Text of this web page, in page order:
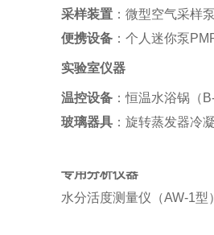
采样装置 ：微型空气采样
便携设备 ：个人迷你泵
实验室仪器
温控设备 ：恒温水浴锅（
玻璃器具 ：旋转蒸发器冷
专用分析仪器
水分活度测量仪（AW-1型